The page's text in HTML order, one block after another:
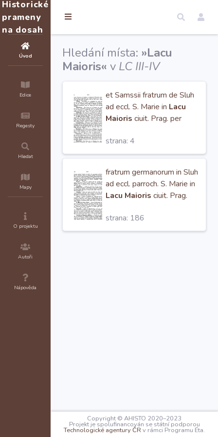
Historické
prameny
na dosah
Úvod
Edice
Regesty
Hledat
Mapy
O projektu
Autoři
Nápověda
Hledání místa: »Lacu
Maioris« v LC III-IV
et Samssii fratrum de Sluh
ad eccl. S. Marie in Lacu
Maioris ciuit. Prag. per
virum Friczconem,
altaristam
strana: 4
fratrum germanorum in Sluh
ad eccl. parroch. S. Marie in
Lacu Maioris ciuit. Prag.
vac. Stiborium de Libess
strana: 186
Copyright © AHISTO 2020–2023
Projekt je spolufinancován se státní podporou
Technologické agentury ČR v rámci Programu Éta.